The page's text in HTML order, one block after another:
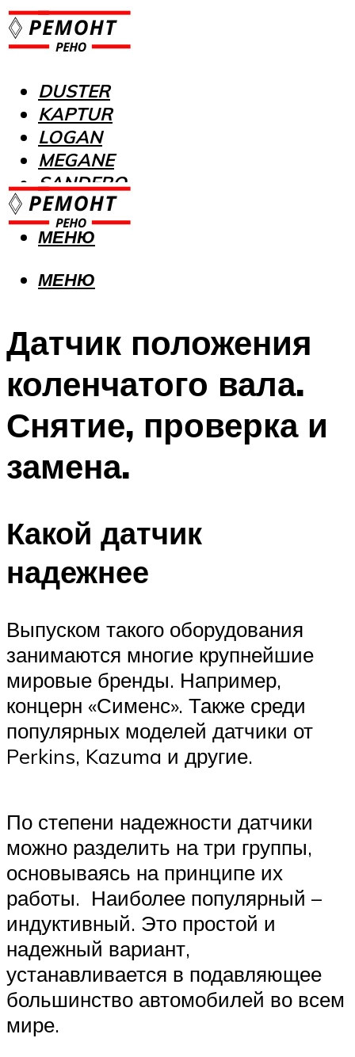
DUSTER
KAPTUR
LOGAN
MEGANE
SANDERO
МЕНЮ
МЕНЮ
Датчик положения
коленчатого вала.
Снятие, проверка и
замена.
Какой датчик
надежнее
Выпуском такого оборудования
занимаются многие крупнейшие
мировые бренды. Например,
концерн «Сименс». Также среди
популярных моделей датчики от
Perkins, Kazuma и другие.
По степени надежности датчики
можно разделить на три группы,
основываясь на принципе их
работы. Наиболее популярный –
индуктивный. Это простой и
надежный вариант,
устанавливается в подавляющее
большинство автомобилей во всем
мире.